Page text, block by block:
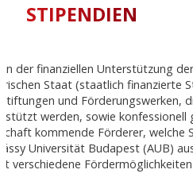
STIPENDIEN
der finanziellen Unterstützung
Staat (staatlich finanzierte
und Förderungswerken,
werden, sowie konfessionell
kommende Förderer, welche
Universität Budapest (AUB)
verschiedene Fördermöglichkeiten